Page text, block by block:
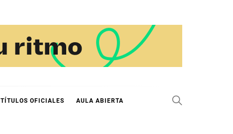
TÍTULOS OFICIALES AULA ABIERTA